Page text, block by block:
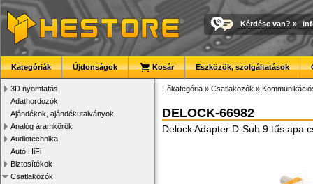
Kérdése van? »
Kategóriák Újdonságok Kosár Eszközök, szolgáltatások
3D nyomtatás
Adathordozók
Ajándékok, ajándékutalványok
Analóg áramkörök
Audiotechnika
Autó HiFi
Biztosítékok
Csatlakozók
Főkategória » Csatlakozók »
DELOCK-66982
Delock Adapter D-Sub 9 tűs apa